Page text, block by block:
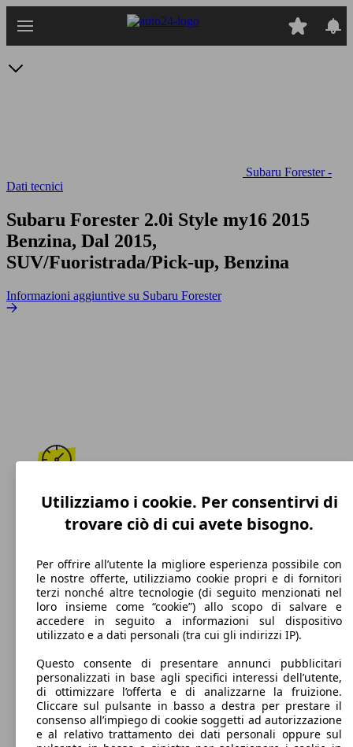
Subaru Forester -
Dati tecnici
Subaru Forester 2.0i Style my16 2015
Benzina, Dal 2015,
SUV/Fuoristrada/Pick-up, Benzina
Informazioni aggiuntive su Subaru Forester
190 km/h
Velocità massima
Benzina
Carburante
160 g/km
Emissioni di CO2 (combinato)*
Utilizziamo i cookie. Per consentirvi di
trovare ciò di cui avete bisogno.
Per offrire all’utente la migliore esperienza possibile con
le nostre offerte, utilizziamo cookie propri e di fornitori
terzi nonché altre tecnologie (di seguito menzionati nel
loro insieme come “cookie”) allo scopo di salvare e
accedere in seguito a informazioni sul dispositivo
utilizzato e a dati personali (tra cui gli indirizzi IP).
Questo consente di presentare annunci pubblicitari
personalizzati in base agli specifici interessi dell’utente,
di ottimizzare l’offerta e di analizzarne la fruizione.
Cliccare sul pulsante in basso a destra per prestare il
consenso all’impiego di cookie soggetti ad autorizzazione
e al relativo trattamento dei dati personali oppure sul